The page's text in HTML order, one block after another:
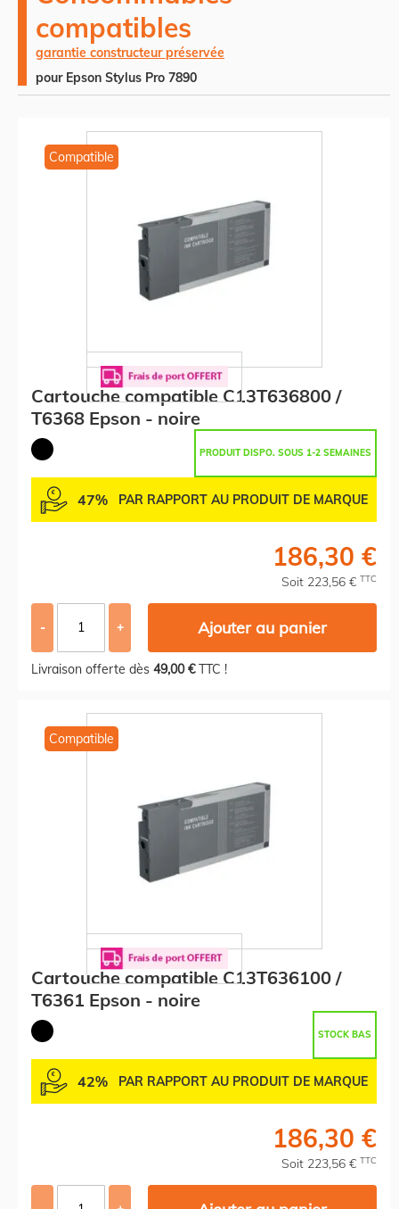
compatibles
garantie constructeur préservée
pour Epson Stylus Pro 7890
Compatible
Cartouche compatible C13T636800 /
T6368 Epson - noire
PRODUIT DISPO. SOUS 1-2 SEMAINES
47% PAR RAPPORT AU PRODUIT DE MARQUE
186,30 €
Soit 223,56 € TTC
- + Ajouter au panier
Livraison offerte dès 49,00 €TTC !
Compatible
Cartouche compatible C13T636100 /
T6361 Epson - noire
STOCK BAS
42% PAR RAPPORT AU PRODUIT DE MARQUE
186,30 €
Soit 223,56 € TTC